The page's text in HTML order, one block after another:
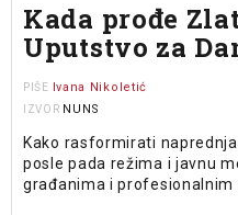
Propaganda
Informer
Kada prođe
Uputstvo za
PIŠE Ivana Nikoletić
IZVOR NUNS
Kako rasformirati
posle pada režima i javnu
građanima i profesionalnim